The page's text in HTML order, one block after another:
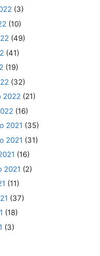
(3)
(10)
(49)
(41)
(19)
(32)
2022 (21)
(16)
2021 (35)
2021 (31)
(16)
2021 (2)
(11)
(37)
(18)
(3)